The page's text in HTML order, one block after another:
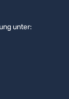
unter: